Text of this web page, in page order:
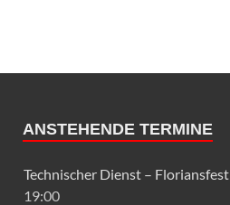
ANSTEHENDE TERMINE
Technischer Dienst – Floriansfest
19:00